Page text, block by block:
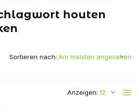
houten
Anzeigen:
Sortieren nach: